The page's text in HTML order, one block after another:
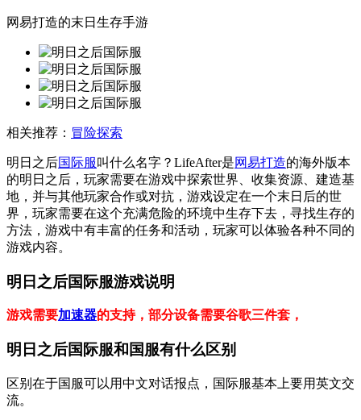
网易打造的末日生存手游
相关推荐： 冒险探索
明日之后国际服叫什么名字？LifeAfter是网易打造的海外版本
的明日之后，玩家需要在游戏中探索世界、收集资源、建造基
地，并与其他玩家合作或对抗，游戏设定在一个末日后的世
界，玩家需要在这个充满危险的环境中生存下去，寻找生存的
方法，游戏中有丰富的任务和活动，玩家可以体验各种不同的
游戏内容。
明日之后国际服游戏说明
游戏需要加速器的支持，部分设备需要谷歌三件套，
明日之后国际服和国服有什么区别
区别在于国服可以用中文对话报点，国际服基本上要用英文交
流。